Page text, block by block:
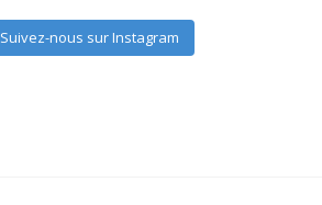
Suivez-nous sur Instagram